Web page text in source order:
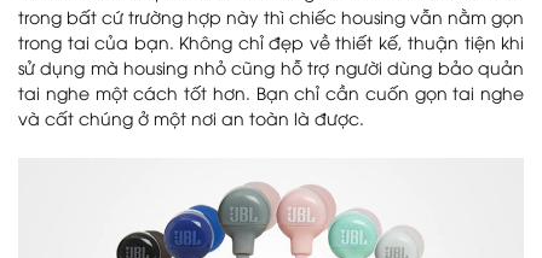
trong bất cứ trường hợp này thì chiếc housing vẫn nằm gọn
trong tai của bạn. Không chỉ đẹp về thiết kế, thuận tiện khi
sử dụng mà housing nhỏ cũng hỗ trợ người dùng bảo quản
tai nghe một cách tốt hơn. Bạn chỉ cần cuốn gọn tai nghe
và cất chúng ở một nơi an toàn là được.